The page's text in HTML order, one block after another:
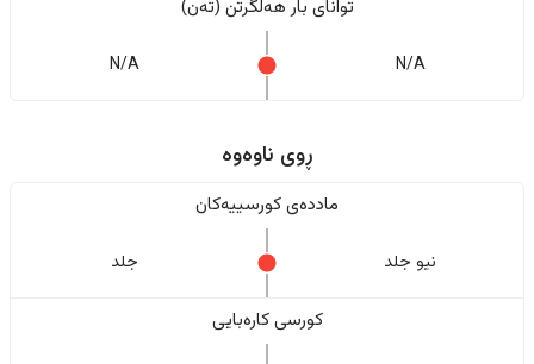
تواناى بار هەڵگرتن (تەن)
N/A
N/A
ڕوی ناوەوە
ماددەی کورسییەکان
نیو جلد جلد
کورسی کارەبایی